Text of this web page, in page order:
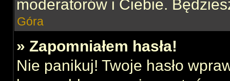
moderatorów i Ciebie.
Góra
» Zapomniałem hasła!
Nie panikuj! Twoje hasło